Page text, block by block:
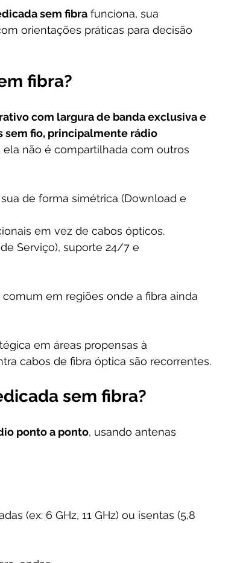
sem fibra funciona, sua
orientações práticas para decisão
fibra?
com largura de banda exclusiva e
fio, principalmente rádio
não é compartilhada com outros
de forma simétrica (Download e
em vez de cabos ópticos.
Serviço), suporte 24/7 e
em regiões onde a fibra ainda
cabos de fibra óptica são recorrentes.
sem fibra?
ponto a ponto, usando antenas
(ex: 6 GHz, 11 GHz) ou isentas (5,8